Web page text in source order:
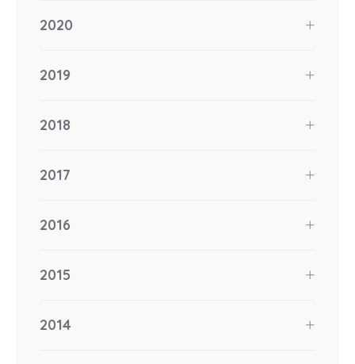
2020
2019
2018
2017
2016
2015
2014